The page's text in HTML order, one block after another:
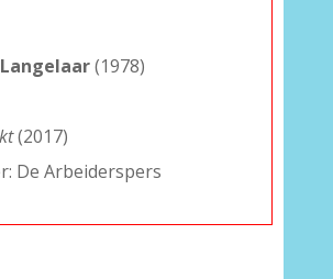
(1978)
(2017)
De Arbeiderspers